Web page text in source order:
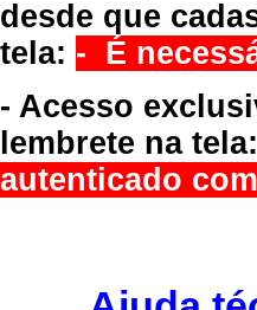
desde que
tela: - É
- Acesso
lembrete na tela:
autenticado